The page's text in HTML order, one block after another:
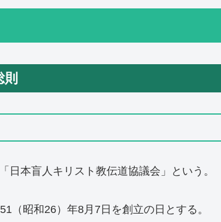
本盲人キリスト教伝道協議会」という。
（昭和26）年8月7日を創立の日とする。